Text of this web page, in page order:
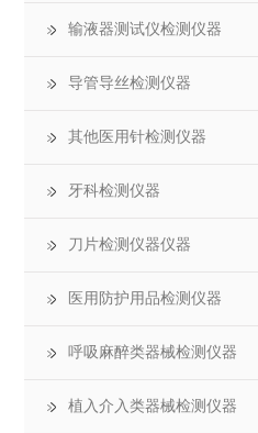
输液器测试仪检测仪器
导管导丝检测仪器
其他医用针检测仪器
牙科检测仪器
刀片检测仪器仪器
医用防护用品检测仪器
呼吸麻醉类器械检测仪器
植入介入类器械检测仪器